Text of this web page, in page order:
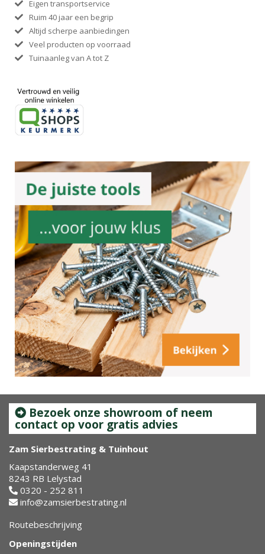
Eigen transportservice
Ruim 40 jaar een begrip
Altijd scherpe aanbiedingen
Veel producten op voorraad
Tuinaanleg van A tot Z
Bezoek onze showroom of neem
contact op voor gratis advies
Zam Sierbestrating & Tuinhout
Kaapstanderweg 41
8243 RB Lelystad
0320 - 252 811
info@zamsierbestrating.nl
Routebeschrijving
Openingstijden